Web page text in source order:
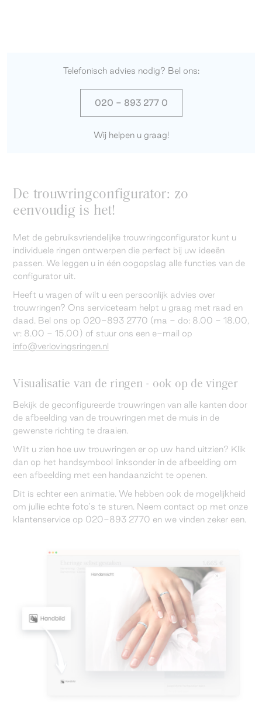
Telefonisch advies nodig? Bel ons:
020 - 893 277 0
Wij helpen u graag!
De trouwringconfigurator: zo
eenvoudig is het!
Met de gebruiksvriendelijke trouwringconfigurator kunt u
individuele ringen ontwerpen die perfect bij uw ideeën
passen. We leggen u in één oogopslag alle functies van de
configurator uit.
Heeft u vragen of wilt u een persoonlijk advies over
trouwringen? Ons serviceteam helpt u graag met raad en
daad. Bel ons op 020-893 2770 (ma - do: 8.00 - 18.00,
vr: 8.00 - 15.00) of stuur ons een e-mail op
info@verlovingsringen.nl
Visualisatie van de ringen - ook op de vinger
Bekijk de geconfigureerde trouwringen van alle kanten door
de afbeelding van de trouwringen met de muis in de
gewenste richting te draaien.
Wilt u zien hoe uw trouwringen er op uw hand uitzien? Klik
dan op het handsymbool linksonder in de afbeelding om
een afbeelding met een handaanzicht te openen.
Dit is echter een animatie. We hebben ook de mogelijkheid
om jullie echte foto's te sturen. Neem contact op met onze
klantenservice op 020-893 2770 en we vinden zeker een.